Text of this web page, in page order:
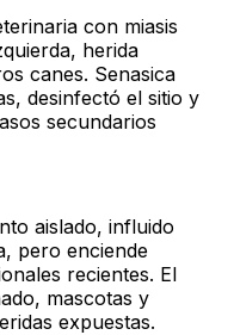
con miasis
herida
canes. Senasica
desinfectó el sitio y
secundarios
aislado, influido
pero enciende
recientes. El
mascotas y
expuestas.